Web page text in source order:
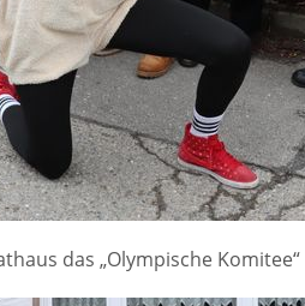
das „Olympische